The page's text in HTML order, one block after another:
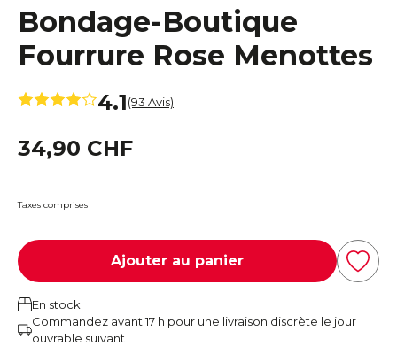
Bondage-Boutique
Fourrure Rose Menottes
4.1(93 Avis)
34,90 CHF
Taxes comprises
Ajouter au panier
En stock
Commandez avant 17 h pour une livraison discrète le jour
ouvrable suivant